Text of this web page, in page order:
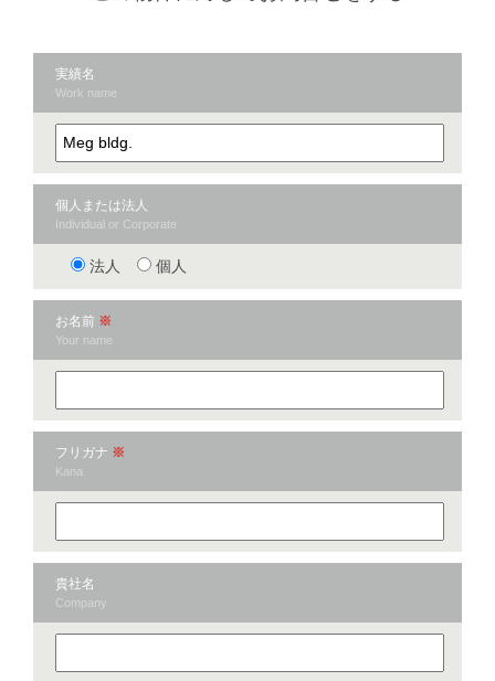
実績名
Work name
個人または法人
Individual or Corporate
法人 個人
お名前 ※
Your name
フリガナ ※
Kana
貴社名
Company